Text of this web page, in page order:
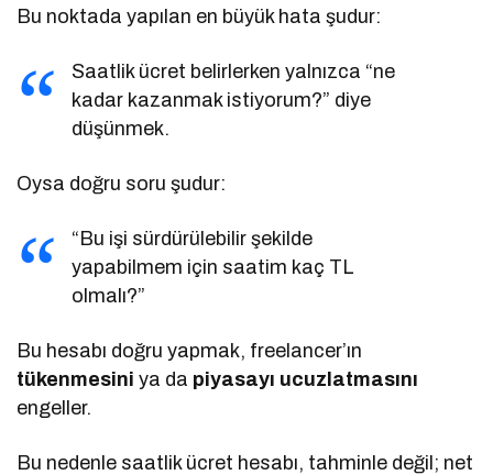
Bu noktada yapılan en büyük hata şudur:
Saatlik ücret belirlerken yalnızca “ne
kadar kazanmak istiyorum?” diye
düşünmek.
Oysa doğru soru şudur:
“Bu işi sürdürülebilir şekilde
yapabilmem için saatim kaç TL
olmalı?”
Bu hesabı doğru yapmak, freelancer’ın
tükenmesini ya da piyasayı ucuzlatmasını
engeller.
Bu nedenle saatlik ücret hesabı, tahminle değil; net